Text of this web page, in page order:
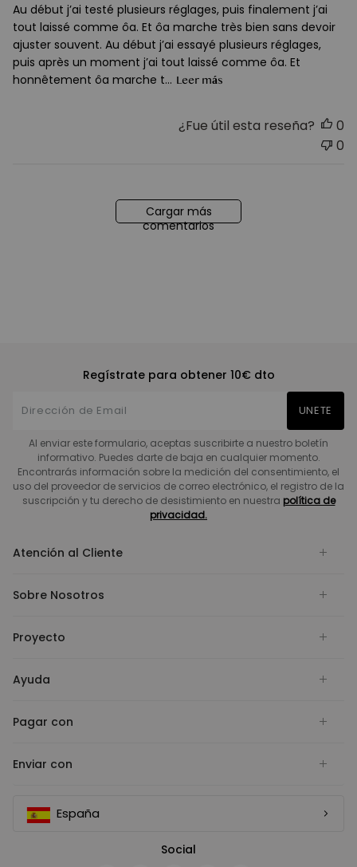
Au début j’ai testé plusieurs réglages, puis finalement j’ai
tout laissé comme ôa. Et ôa marche très bien sans devoir
ajuster souvent. Au début j’ai essayé plusieurs réglages,
puis après un moment j’ai tout laissé comme ôa. Et
honnêtement ôa marche t... Leer más
¿Fue útil esta reseña?
0
0
Cargar más
comentarios
Regístrate para obtener 10€ dto
UNETE
Al enviar este formulario, aceptas suscribirte a nuestro boletín
informativo. Puedes darte de baja en cualquier momento.
Encontrarás información sobre la medición del consentimiento, el
uso del proveedor de servicios de correo electrónico, el registro de la
suscripción y tu derecho de desistimiento en nuestra política de
privacidad.
Atención al Cliente
Sobre Nosotros
Proyecto
Ayuda
Pagar con
Enviar con
España
Social